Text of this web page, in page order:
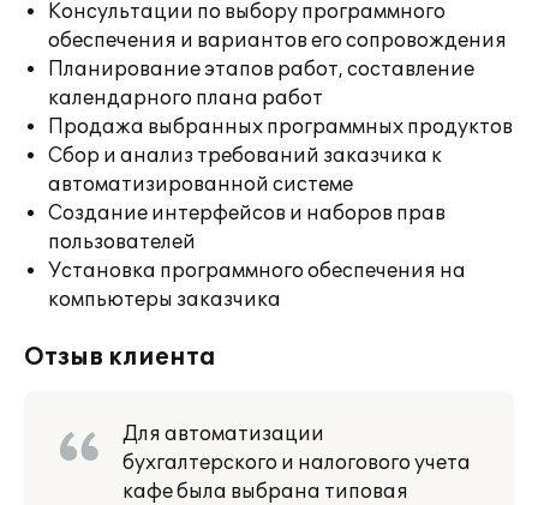
Консультации по выбору программного
обеспечения и вариантов его сопровождения
Планирование этапов работ, составление
календарного плана работ
Продажа выбранных программных продуктов
Сбор и анализ требований заказчика к
автоматизированной системе
Создание интерфейсов и наборов прав
пользователей
Установка программного обеспечения на
компьютеры заказчика
Отзыв клиента
Для автоматизации
бухгалтерского и налогового учета
кафе была выбрана типовая